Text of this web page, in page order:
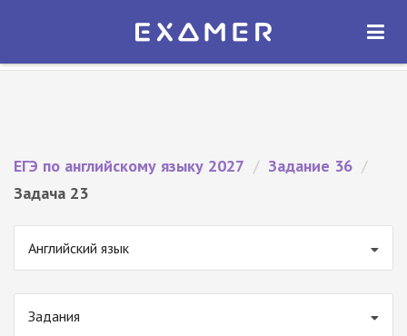
Экзамер — ЕГЭ 2027
ОТКРЫТЬ
ЕГЭ по английскому языку 2027 / Задание 36 /
Задача 23
Английский язык
Задания